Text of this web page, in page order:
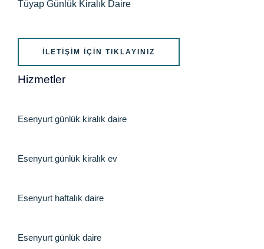
Tüyap Günlük Kiralık Daire
İLETIŞIM İÇIN TIKLAYINIZ
Hizmetler
Esenyurt günlük kiralık daire
Esenyurt günlük kiralık ev
Esenyurt haftalık daire
Esenyurt günlük daire